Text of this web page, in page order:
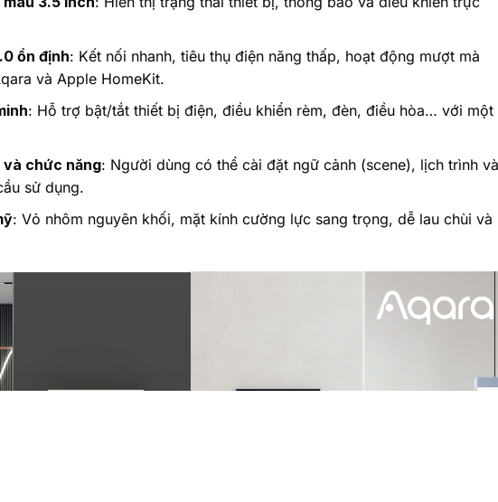
ổn định: Kết nối nhanh, tiêu thụ điện năng thấp, hoạt động mượt mà
và Apple HomeKit.
: Hỗ trợ bật/tắt thiết bị điện, điều khiển rèm, đèn, điều hòa… với một
và chức năng: Người dùng có thể cài đặt ngữ cảnh (scene), lịch trình và
sử dụng.
: Vỏ nhôm nguyên khối, mặt kính cường lực sang trọng, dễ lau chùi và